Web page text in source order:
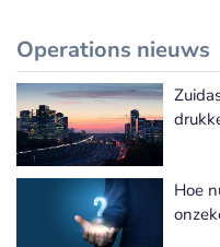
Operations nieuws
Hoe